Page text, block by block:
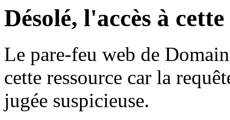
Désolé, l'accès à
Le pare-feu web de
cette ressource car la
jugée suspicieuse.